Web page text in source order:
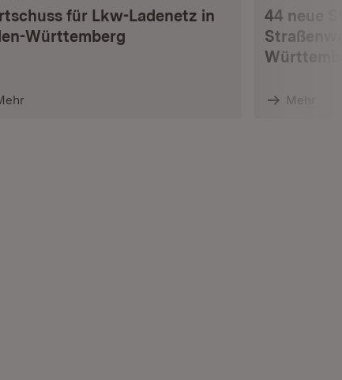
für Lkw-Ladenetz in
Württemberg
44 neue
Mehr